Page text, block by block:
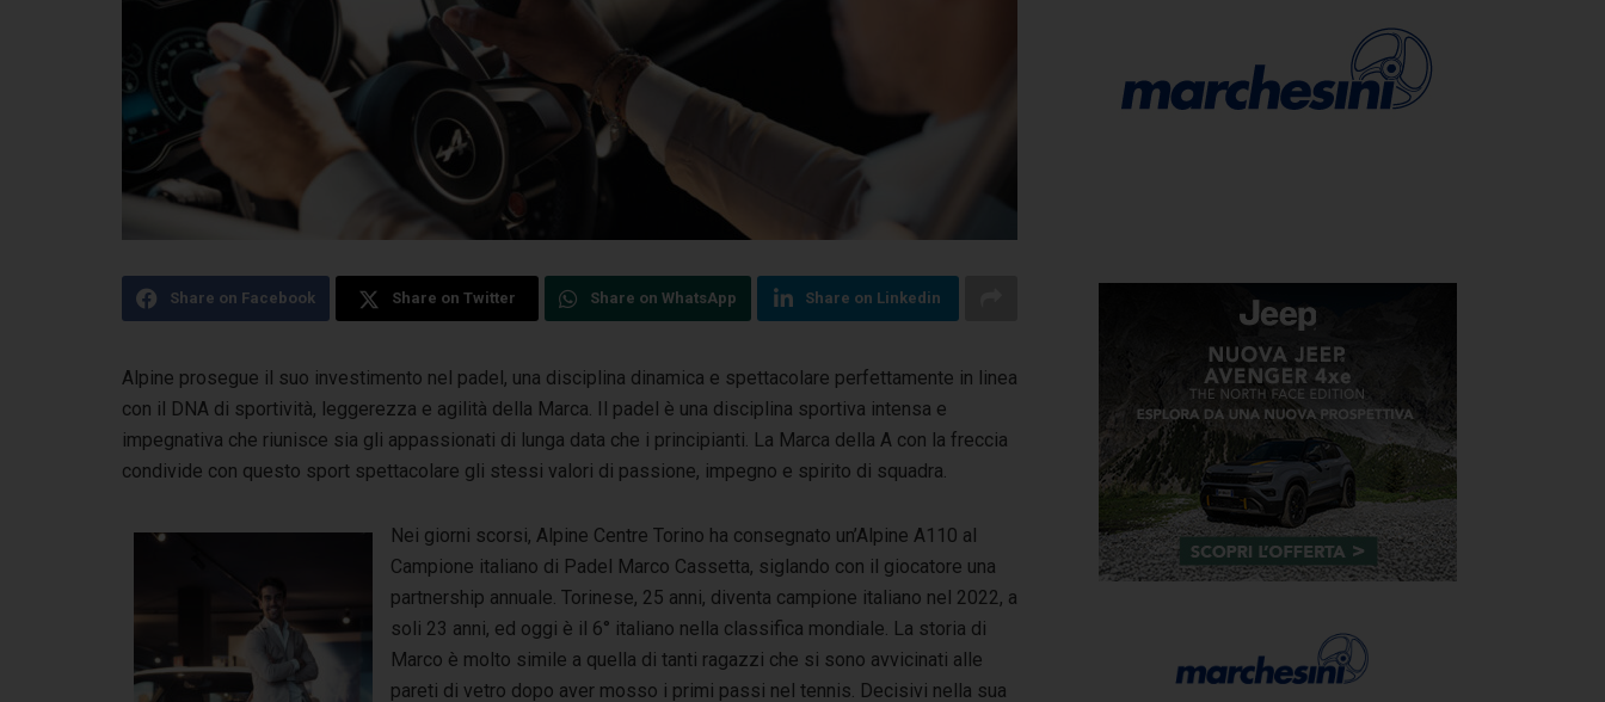
Share on Facebook Share on Twitter Share on WhatsApp Share on Linkedin
Alpine prosegue il suo investimento nel padel, una disciplina dinamica e spettacolare perfettamente in linea
con il DNA di sportività, leggerezza e agilità della Marca. Il padel è una disciplina sportiva intensa e
impegnativa che riunisce sia gli appassionati di lunga data che i principianti. La Marca della A con la freccia
condivide con questo sport spettacolare gli stessi valori di passione, impegno e spirito di squadra.
Nei giorni scorsi, Alpine Centre Torino ha consegnato un’Alpine A110 al
Campione italiano di Padel Marco Cassetta, siglando con il giocatore una
partnership annuale. Torinese, 25 anni, diventa campione italiano nel 2022, a
soli 23 anni, ed oggi è il 6° italiano nella classifica mondiale. La storia di
Marco è molto simile a quella di tanti ragazzi che si sono avvicinati alle
pareti di vetro dopo aver mosso i primi passi nel tennis. Decisivi nella sua